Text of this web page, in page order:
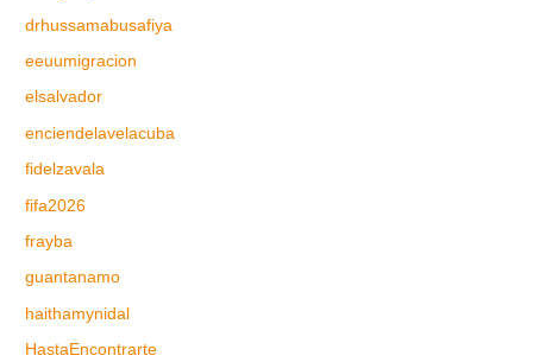
drhussamabusafiya
eeuumigracion
elsalvador
enciendelavelacuba
fidelzavala
fifa2026
frayba
guantanamo
haithamynidal
HastaEncontrarte